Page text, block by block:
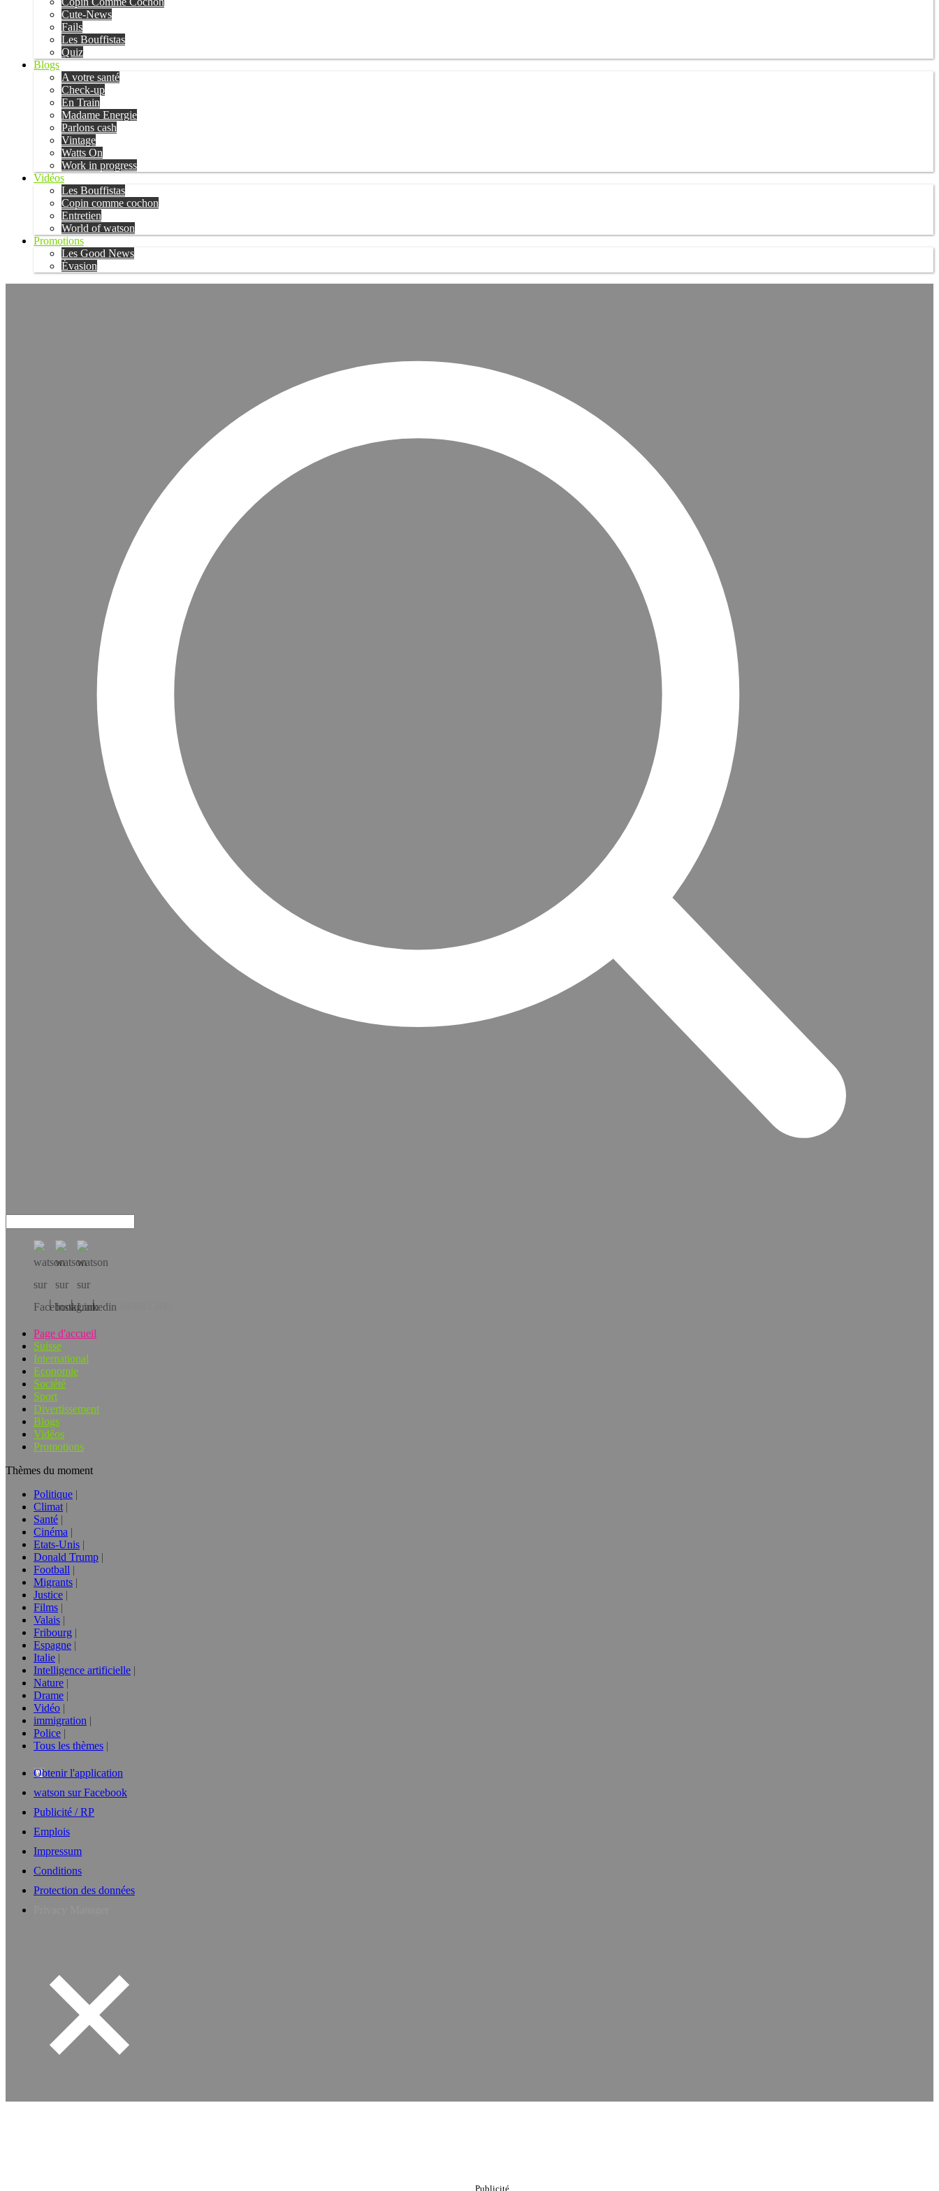
Cute-News
Fails
Les Bouffistas
Quiz
Blogs
A votre santé
Check-up
En Train
Madame Energie
Parlons cash
Vintage
Watts On
Work in progress
Vidéos
Les Bouffistas
Copin comme cochon
Entretien
World of watson
Promotions
Les Good News
Évasion
Téléchargez l’app!
Page d'accueil
Suisse
International
Economie
Société
Sport
Divertissement
Blogs
Vidéos
Promotions
Thèmes du moment
Politique
Climat
Santé
Cinéma
Etats-Unis
Donald Trump
Football
Migrants
Justice
Films
Valais
Fribourg
Espagne
Italie
Intelligence artificielle
Nature
Drame
Vidéo
immigration
Police
Tous les thèmes
Obtenir l'application
watson sur Facebook
Publicité / RP
Emplois
Impressum
Conditions
Protection des données